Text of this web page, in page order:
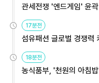
관세전쟁 '엔드게임' 윤
17분전
섬유패션 글로벌 경쟁
18분전
농식품부, '천원의 아침